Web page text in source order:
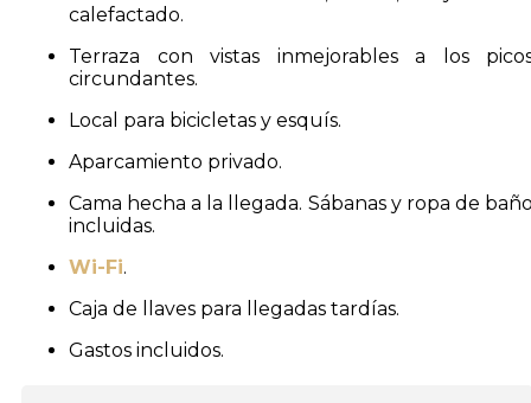
calefactado.
Terraza con vistas inmejorables a los
circundantes.
Local para bicicletas y esquís.
Aparcamiento privado.
Cama hecha a la llegada. Sábanas y ropa de
incluidas.
Wi-Fi.
Caja de llaves para llegadas tardías.
Gastos incluidos.